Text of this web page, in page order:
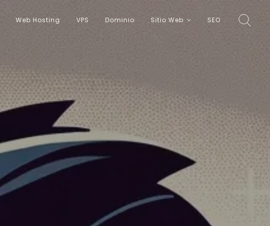
Web Hosting VPS Dominio Sitio Web SEO